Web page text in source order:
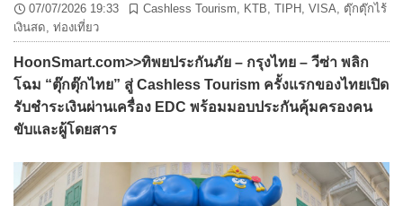
07/07/2026 19:33 Cashless Tourism KTB TIPH VISA
ตุ๊กตุ๊กไร้
เงินสด ท่องเที่ยว
HoonSmart.com>>ทิพยประกันภัย – กรุงไทย – วีซ่า พลิก
โฉม “ตุ๊กตุ๊กไทย” สู่ Cashless Tourism ครั้งแรกของไทยเปิด
รับชำระเงินผ่านเครื่อง EDC พร้อมมอบประกันคุ้มครองคน
ขับและผู้โดยสาร